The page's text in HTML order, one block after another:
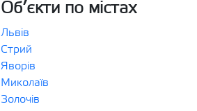
Об’єкти по містах
Львів
Стрий
Яворів
Миколаїв
Золочів